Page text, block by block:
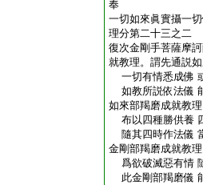
奉
一切如來眞實攝一
理分第二十三之二
復次金剛手菩薩摩
就教理。謂先通説
一切有情悉成佛
如教所説依法儀
如來部羯磨成就教理
布以四種勝供養
隨其四時作法儀
金剛部羯磨成就教理
爲欲破滅惡有情
此金剛部羯磨儀